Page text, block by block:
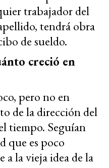
trabajador del
tendrá obra
de sueldo.
creció en
pero no en
de la dirección del
tiempo. Seguían
que es poco
a la vieja idea de la